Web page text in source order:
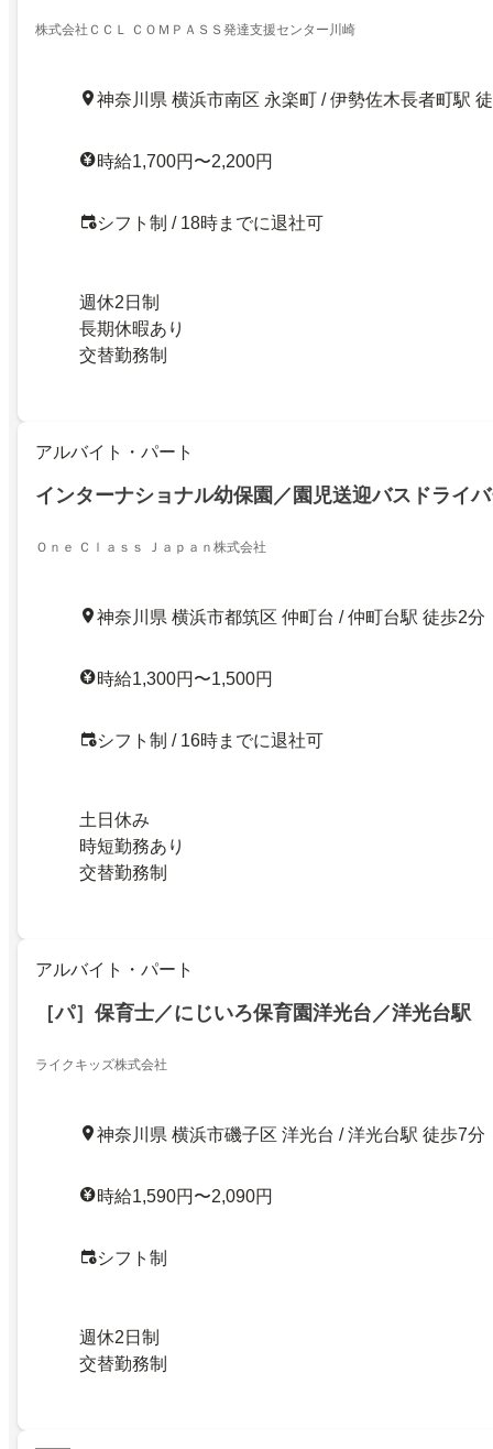
株式会社ＣＣＬ ＣＯＭＰＡＳＳ発達支援センター川崎
神奈川県 横浜市南区 永楽町 / 伊勢佐木長者町駅
時給1,700円〜2,200円
シフト制 / 18時までに退社可
週休2日制
長期休暇あり
交替勤務制
アルバイト・パート
インターナショナル幼保園／園児送迎バスドライ
Ｏｎｅ Ｃｌａｓｓ Ｊａｐａｎ株式会社
神奈川県 横浜市都筑区 仲町台 / 仲町台駅 徒歩2分
時給1,300円〜1,500円
シフト制 / 16時までに退社可
土日休み
時短勤務あり
交替勤務制
アルバイト・パート
［パ］保育士／にじいろ保育園洋光台／洋光台駅
ライクキッズ株式会社
神奈川県 横浜市磯子区 洋光台 / 洋光台駅 徒歩7分
時給1,590円〜2,090円
シフト制
週休2日制
交替勤務制